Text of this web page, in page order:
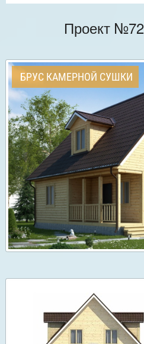
Проект
БРУС КАМЕРНОЙ СУШКИ